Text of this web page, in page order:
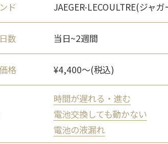
ド JAEGER-LECOULTRE(ジャ
数 当日~2週間
格 ¥4,400〜(税込)
時間が遅れる・進む
電池交換しても動かない
電池の液漏れ